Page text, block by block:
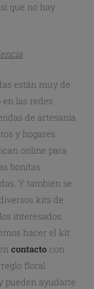
que no hay
están muy de
las redes
de artesanía
y hogares
online para
bonitas
Y también se
kits de
interesados.
hacer el kit
contacto con
floral
pueden ayudarte